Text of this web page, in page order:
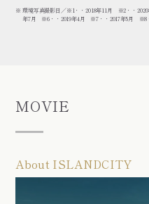
環境写真撮影日／※1・・2018年11月 ※2・・
年7月 ※6・・2019年4月 ※7・・2017年5月 ※8
MOVIE
About ISLANDCITY